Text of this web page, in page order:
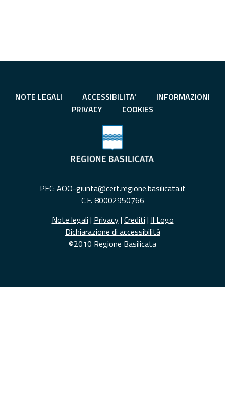
NOTE LEGALI ACCESSIBILITA'
INFORMAZIONI
PRIVACY
COOKIES
PEC: AOO-giunta@cert.regione.basilicata.it
C.F. 80002950766
Note legali | Privacy| Crediti | Il Logo
Dichiarazione di accessibilità
©2010 Regione Basilicata